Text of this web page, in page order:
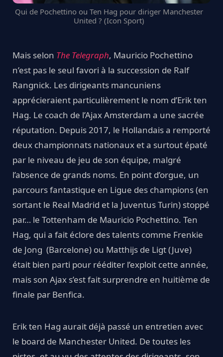
Qui de Pochettino ou Ten Hag pour diriger Manchester
United ? (Icon Sport)
Mais selon The Telegraph, Mauricio Pochettino
n’est pas le seul favori à la succession de Ralf
Rangnick. Les dirigeants mancuniens
apprécieraient particulièrement le nom d’Erik ten
Hag. Le coach de l’Ajax Amsterdam a une sacrée
réputation. Depuis 2017, le Hollandais a remporté
deux championnats nationaux et a surtout épaté
par le niveau de jeu de son équipe, malgré
l’absence de grands noms. En point d’orgue, un
parcours fantastique en Ligue des champions (en
sortant le Real Madrid et la Juventus Turin) stoppé
par… le Tottenham de Mauricio Pochettino. Ten
Hag, qui a fait éclore des talents comme Frenkie
de Jong (Barcelone) ou Matthijs de Ligt (Juve)
était bien parti pour rééditer l’exploit cette année,
mais son Ajax s’est fait surprendre en huitième de
finale par Benfica.
Erik ten Hag aurait déjà passé un entretien avec
le board de Manchester United. De toutes les